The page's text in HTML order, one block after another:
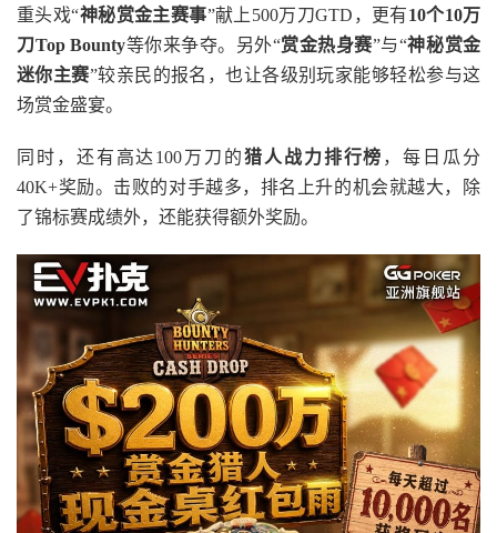
重头戏“神秘赏金主赛事”献上500万刀GTD，更有10个10万
刀Top Bounty等你来争夺。另外“赏金热身赛”与“神秘赏金
迷你主赛”较亲民的报名，也让各级别玩家能够轻松参与这
场赏金盛宴。
同时，还有高达100万刀的猎人战力排行榜 ，每日瓜分
40K+奖励。击败的对手越多，排名上升的机会就越大，除
了锦标赛成绩外，还能获得额外奖励。